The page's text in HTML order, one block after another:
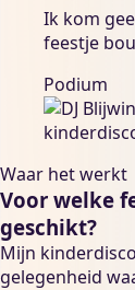
Ik kom
feestje
Podium
Waar het werkt
Voor welke
geschikt?
Mijn
gelegenheid